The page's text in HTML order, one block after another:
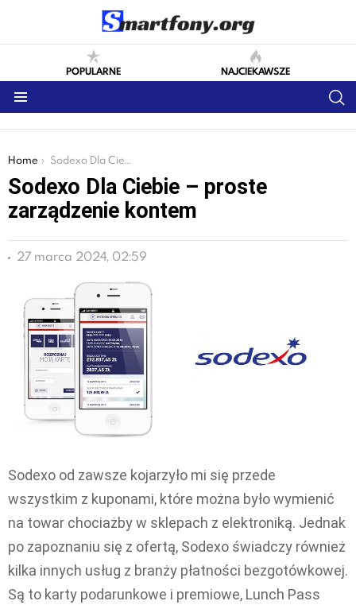
POPULARNE NAJCIEKAWSZE
You are here:
Home Sodexo Dla Ciebie – proste zarządzenie kontem
Sodexo Dla Ciebie – proste
zarządzenie kontem
27 marca 2024, 02:59
Sodexo od zawsze kojarzyło mi się przede
wszystkim z kuponami, które można było wymienić
na towar chociażby w sklepach z elektroniką. Jednak
po zapoznaniu się z ofertą, Sodexo świadczy również
kilka innych usług z branży płatności bezgotówkowej.
Są to karty podarunkowe i premiowe, Lunch Pass